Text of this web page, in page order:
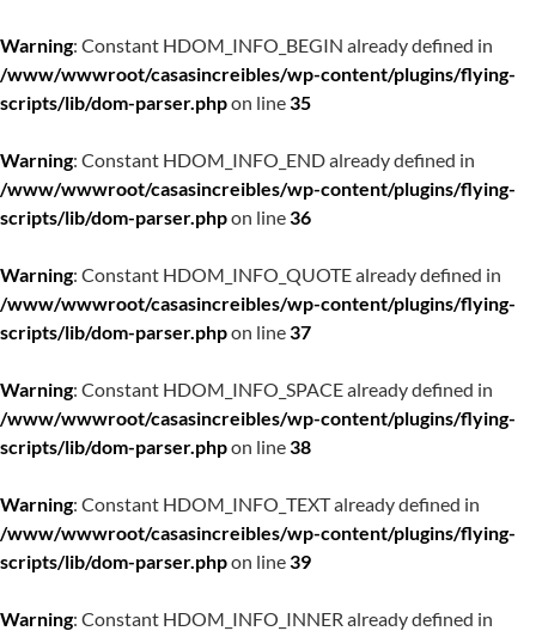
Warning: Constant HDOM_INFO_BEGIN already defined in
/www/wwwroot/casasincreibles/wp-content/plugins/flying-
scripts/lib/dom-parser.phpon line35
Warning: Constant HDOM_INFO_END already defined in
/www/wwwroot/casasincreibles/wp-content/plugins/flying-
scripts/lib/dom-parser.phpon line36
Warning: Constant HDOM_INFO_QUOTE already defined in
/www/wwwroot/casasincreibles/wp-content/plugins/flying-
scripts/lib/dom-parser.phpon line37
Warning: Constant HDOM_INFO_SPACE already defined in
/www/wwwroot/casasincreibles/wp-content/plugins/flying-
scripts/lib/dom-parser.phpon line38
Warning: Constant HDOM_INFO_TEXT already defined in
/www/wwwroot/casasincreibles/wp-content/plugins/flying-
scripts/lib/dom-parser.phpon line39
Warning: Constant HDOM_INFO_INNER already defined in